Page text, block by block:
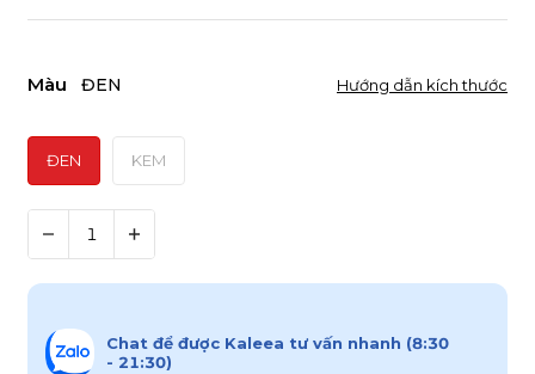
Màu ĐEN
ĐEN KEM
Hướng dẫn kích thước
Chat để được Kaleea tư vấn nhanh (8:30
- 21:30)